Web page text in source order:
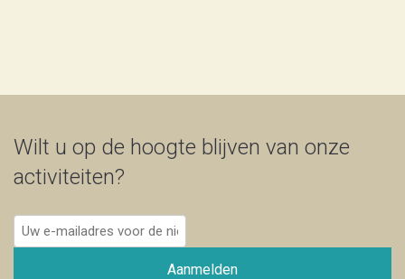
Wilt u op de hoogte blijven van onze
activiteiten?
Uw
e-
Aanmelden